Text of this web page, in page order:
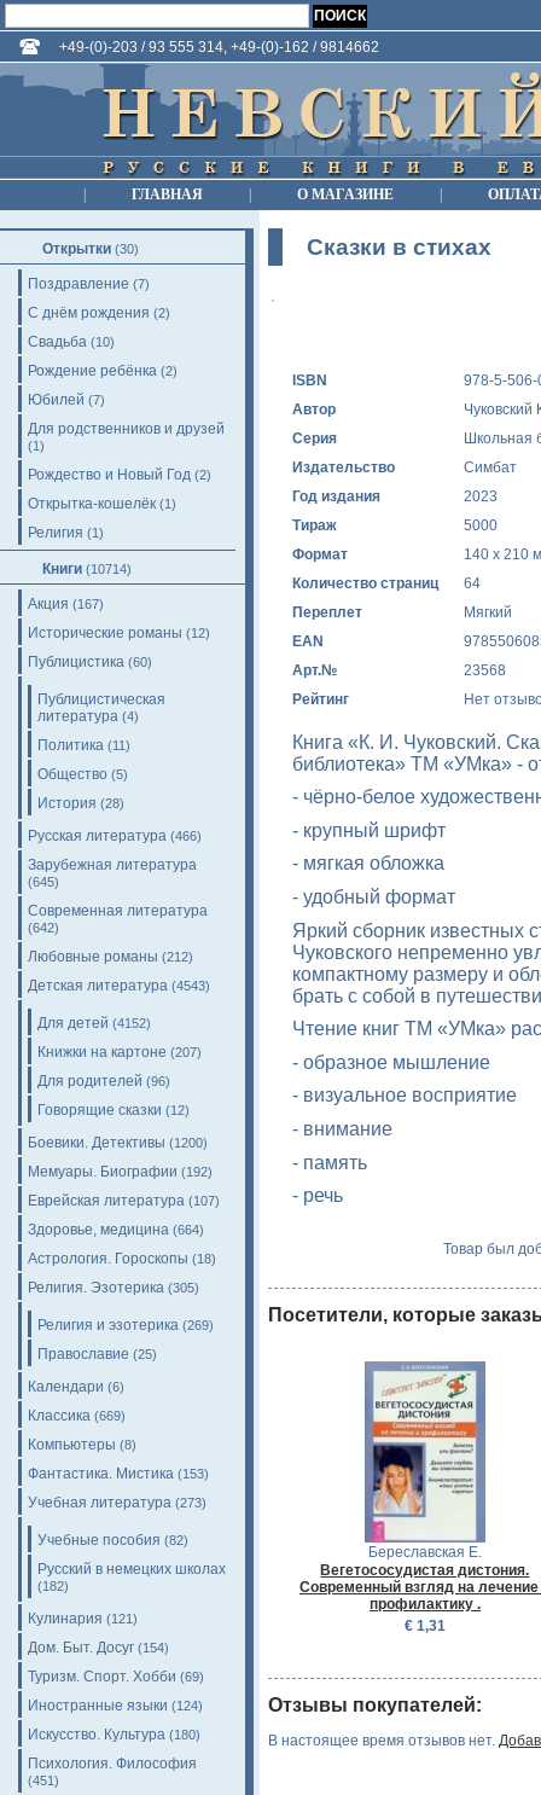
+49-(0)-203 / 93 555 314, +49-(0)-162 / 9814662
ГЛАВНАЯ О МАГАЗИНЕ
Открытки (30)
Поздравление (7)
С днём рождения (2)
Свадьба (10)
Рождение ребёнка (2)
Юбилей (7)
Для родственников и друзей
(1)
Рождество и Новый Год (2)
Открытка-кошелёк (1)
Религия (1)
Книги (10714)
Акция (167)
Исторические романы (12)
Публицистика (60)
Публицистическая
литература (4)
Политика (11)
Общество (5)
История (28)
Русская литература (466)
Зарубежная литература
(645)
Современная литература
(642)
Любовные романы (212)
Детская литература (4543)
Для детей (4152)
Книжки на картоне (207)
Для родителей (96)
Говорящие сказки (12)
Боевики. Детективы (1200)
Мемуары. Биографии (192)
Еврейская литература (107)
Здоровье, медицина (664)
Астрология. Гороскопы (18)
Религия. Эзотерика (305)
Религия и эзотерика (269)
Православие (25)
Календари (6)
Классика (669)
Компьютеры (8)
Фантастика. Мистика (153)
Учебная литература (273)
Учебные пособия (82)
Русский в немецких школах
(182)
Кулинария (121)
Дом. Быт. Досуг (154)
Туризм. Спорт. Хобби (69)
Иностранные языки (124)
Искусство. Культура (180)
Психология. Философия
(451)
Сказки в стихах
ISBN
978-5-
Автор
Чуковский
Серия
Школьная
Издательство
Симбат
Год издания
2023
Тираж
5000
Формат
140 х 210
Количество страниц
64
Переплет
Мягкий
EAN
Арт.№
23568
Рейтинг
Нет
Книга «К. И. Чуковский.
библиотека» ТМ «УМка» -
- чёрно-белое
- крупный шрифт
- мягкая обложка
- удобный формат
Яркий сборник известных
Чуковского непременно
компактному размеру и
брать с собой в
Чтение книг ТМ «УМка»
- образное мышление
- визуальное восприятие
- внимание
- память
- речь
Товар был
Посетители, которые
Береславская Е.
Вегетососудистая дистония.
Современный взгляд на лечение
профилактику .
€ 1,31
Отзывы покупателей:
В настоящее время отзывов нет.